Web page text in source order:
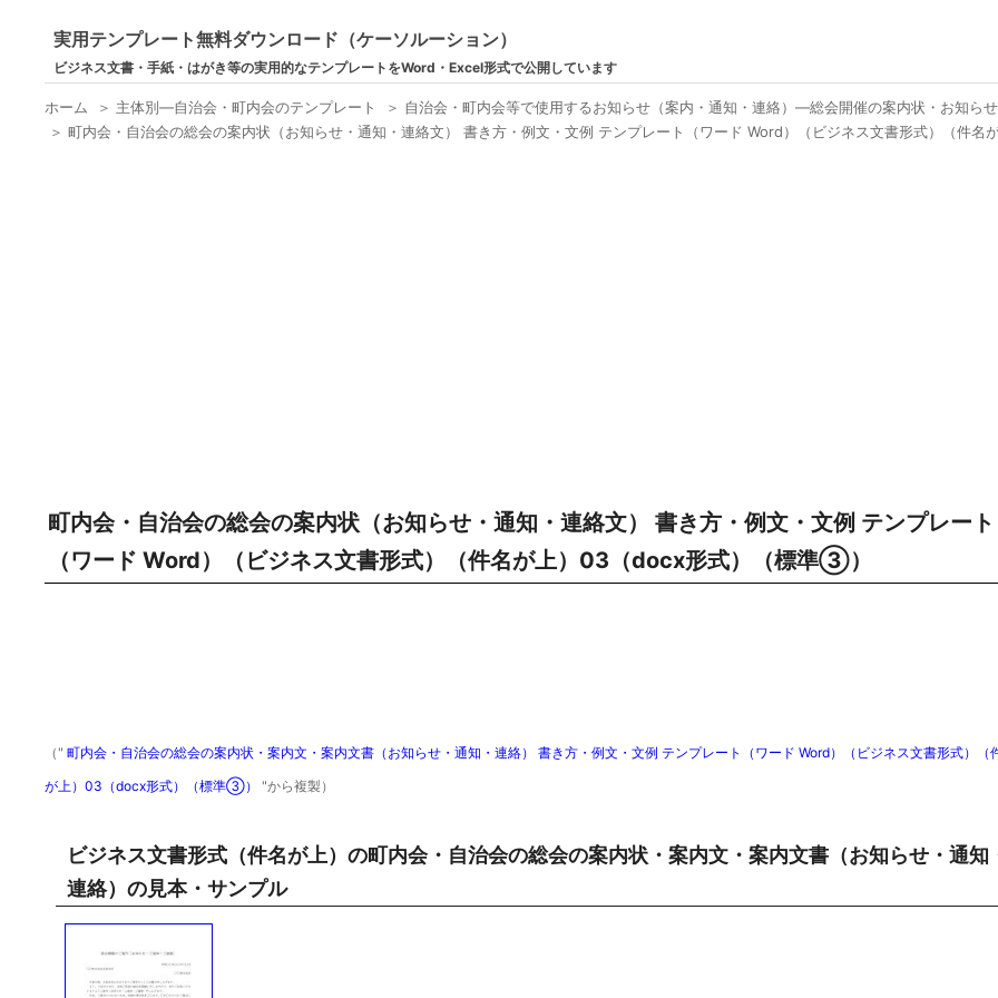
実用テンプレート無料ダウンロード（ケーソルーション）
ビジネス文書・手紙・はがき等の実用的なテンプレートをWord・Excel形式で公開しています
ホーム ＞ 主体別―自治会・町内会のテンプレート ＞ 自治会・町内会等で使用するお知らせ（案内・通知・連絡）―総会開催の案内状・お知ら
＞町内会・自治会の総会の案内状（お知らせ・通知・連絡文） 書き方・例文・文例 テンプレート（ワード Word）（ビジネス文書形式）（件
町内会・自治会の総会の案内状（お知らせ・通知・連絡文） 書き方・例文・文例 テンプレート
（ワード Word）（ビジネス文書形式）（件名が上）03（docx形式）（標準③）
（" 町内会・自治会の総会の案内状・案内文・案内文書（お知らせ・通知・連絡） 書き方・例文・文例 テンプレート（ワード Word）（ビジネス文書形式）（
が上）03（docx形式）（標準③）"から複製）
ビジネス文書形式（件名が上）の町内会・自治会の総会の案内状・案内文・案内文書（お知らせ・通知
連絡）の見本・サンプル